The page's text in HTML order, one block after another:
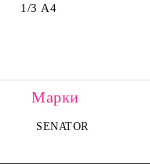
1/3 А4
Марки
SENATOR